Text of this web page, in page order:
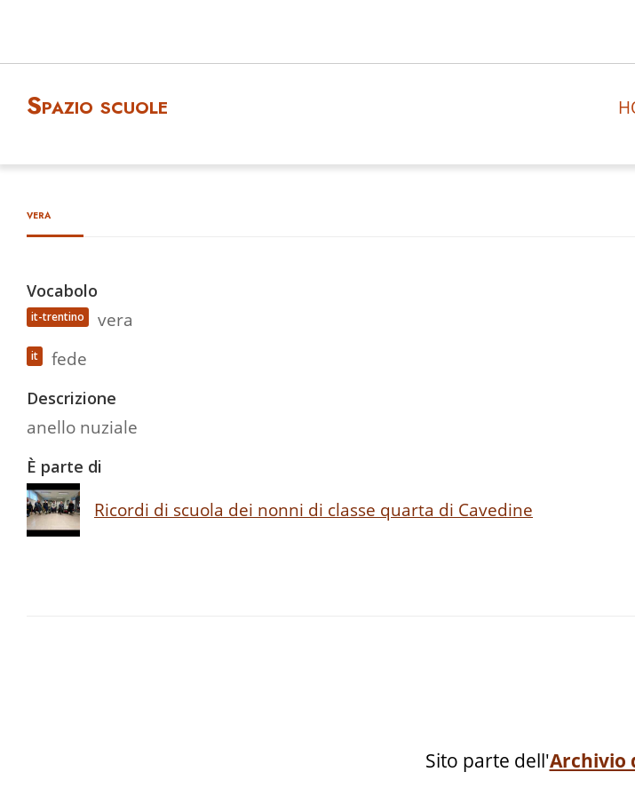
Spazio scuole
vera
Vocabolo
it-trentino vera
it fede
Descrizione
anello nuziale
È parte di
Ricordi di scuola dei nonni di classe quarta di Cavedine
Sito parte dell'Archivio